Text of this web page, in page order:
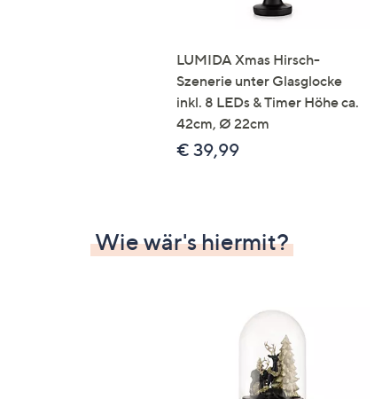
LUMIDA Xmas Hirsch-
Szenerie unter Glasglocke
inkl. 8 LEDs & Timer Höhe ca.
42cm, Ø 22cm
€ 39,99
Wie wär's hiermit?